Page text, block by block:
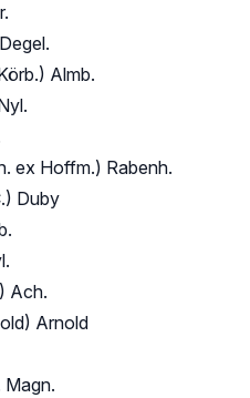
Almb.
ex Hoffm.) Rabenh.
Duby
Ach.
Arnold